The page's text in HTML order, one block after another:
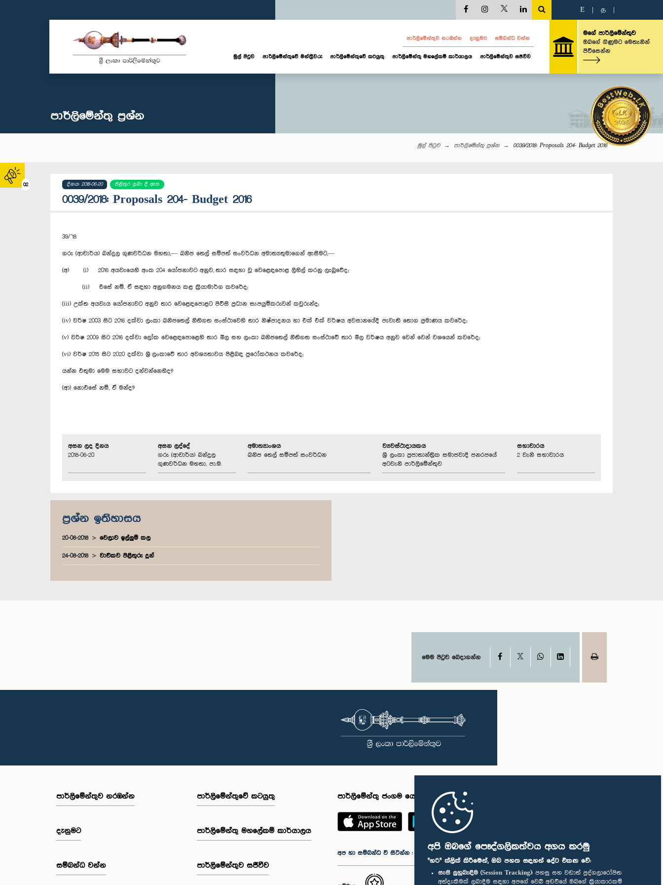
අපි ඔබගේ පෞද්ගලිකත්වය අගය කරමු
"හරි" ක්ලික් කිරීමෙන්, ඔබ පහත සඳහන් දේට එකඟ වේ:
සැසි ලුහුබැඳීම (Session Tracking): පහසු සහ වඩාත් පුද්ගලාරෝපිත
අත්දැකීමක් ලබාදීම සඳහා අපගේ වෙබ් අඩවියේ ඔබගේ ක්‍රියාකාරකම්
02
E த
පාර්ලි‌මේන්තුව නරඹන්න දැනුමට සම්බන්ධ වන්න
මුල් පිටුව පාර්ලි‌මේන්තුවේ මන්ත්‍රීවරු පාර්ලිමේන්තුවේ කටයුතු පාර්ලිමේන්තු මහලේකම් කාර්යාලය පාර්ලිමේන්තුව සජීවීව
මගේ පාර්ලිමේන්තුව
ඔබගේ ගිණුමට මෙතැනින්
පිවිසෙන්න
පාර්ලි‌මේන්තු‌ ප්‍රශ්න
මුල් පිටුව පාර්ලි‌මේන්තු‌ ප්‍රශ්න 0039/2018: Proposals 204- Budget 2016
දිනය: 2018-06-20 පිළිතුර ලබා දී ඇත
0039/2018: Proposals 204- Budget 2016
39/’18
ගරු (ආචාර්ය) බන්දුල ගුණවර්ධන මහතා,— ඛනිජ තෙල් සම්පත් සංවර්ධන අමාත්‍යතුමාගෙන් ඇසීමට,—
(අ) (i) 2016 අයවැයෙහි අංක 204 යෝජනාවට අනුව, තාර සඳහා වූ වෙළෙඳපොළ ලිහිල් කරනු ලැබුවේද;
(ii) එසේ නම්, ඒ සඳහා අනුගමනය කළ ක්‍රියාමාර්ග කවරේද;
(iii) උක්ත අයවැය යෝජනාවට අනුව තාර වෙළෙඳපොළට පිවිසි ප්‍රධාන සැපයුම්කරුවන් කවුරුන්ද;
(iv) වර්ෂ 2003 සිට 2016 දක්වා ලංකා ඛනිජතෙල් නීතිගත සංස්ථාවෙහි තාර නිෂ්පාදනය හා එක් එක් වර්ෂය අවසානයේදී පැවැති තොග ප්‍රමාණය කවරේද;
(v) වර්ෂ 2009 සිට 2016 දක්වා ලෝක වෙළෙඳපොළෙහි තාර මිල සහ ලංකා ඛනිජතෙල් නීතිගත සංස්ථාවේ තාර මිල වර්ෂය අනුව වෙන් වෙන් වශයෙන් කවරේද;
(vi) වර්ෂ 2015 සිට 2020 දක්වා ශ්‍රී ලංකාවේ තාර අවශ්‍යතාවය පිළිබඳ පුරෝකථනය කවරේද;
යන්න එතුමා මෙම සභාවට දන්වන්නෙහිද?
(ආ) නොඑසේ නම්, ඒ මන්ද?
අසන ලද දිනය
2018-06-20
අසන ලද්දේ
ගරු (ආචාර්ය) බන්දුල
ගුණවර්ධන මහතා, පා.ම.
අමාත්‍යාංශය
ඛනිජ තෙල් සම්පත් සංවර්ධන
ව්‍යවස්ථාදායකය
ශ්‍රී ලංකා ප්‍රජාතාන්ත්‍රික සමාජවාදී ජනරජයේ
අටවැනි පාර්ලිමේන්තුව
සභාවාරය
2 වැනි සභාවාරය
ප්‍රශ්න ඉතිහාසය
20-06-2018 වෙලාව ඉල්ලුම් කල
24-08-2018 වාචිකව පිළිතුරු දුන්
මෙම පිටුව බෙදාගන්න Facebook WhatsAppLinkedIn
පාර්ලි‌මේන්තුව නරඹන්න
දැනුමට
සම්බන්ධ වන්න
පාර්ලිමේන්තුවේ කටයුතු
පාර්ලිමේන්තු මහලේකම් කාර්යාලය
පාර්ලිමේන්තුව සජීවීව
පාර්ලිමේන්තු ජංගම යෙදුම
අප හා සම්බන්ධ වී සිටින්න :